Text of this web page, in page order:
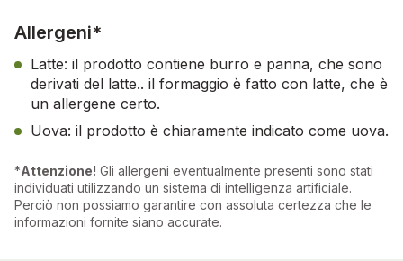
Allergeni*
Latte: il prodotto contiene burro e panna, che sono
derivati del latte.. il formaggio è fatto con latte, che è
un allergene certo.
Uova: il prodotto è chiaramente indicato come uova.
*Attenzione! Gli allergeni eventualmente presenti sono stati
individuati utilizzando un sistema di intelligenza artificiale.
Perciò non possiamo garantire con assoluta certezza che le
informazioni fornite siano accurate.